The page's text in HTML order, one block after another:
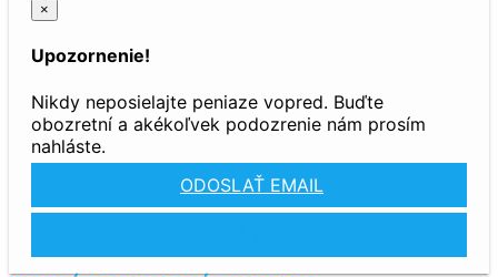
×
Upozornenie!
Nikdy neposielajte peniaze vopred. Buďte
obozretní a akékoľvek podozrenie nám prosím
nahláste.
ODOSLAŤ EMAIL